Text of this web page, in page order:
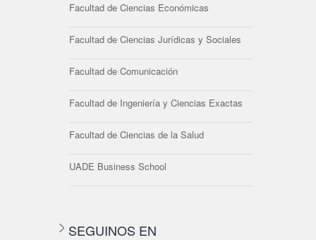
Facultad de Ciencias Económicas
Facultad de Ciencias Jurídicas y Sociales
Facultad de Comunicación
Facultad de Ingeniería y Ciencias Exactas
Facultad de Ciencias de la Salud
UADE Business School
SEGUINOS EN